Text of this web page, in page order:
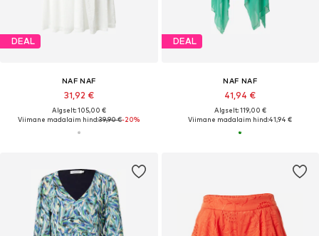
DEAL
NAF NAF
31,92 €
Algselt: 105,00 €
Viimane madalaim hind:39,90 €-20%
DEAL
NAF NAF
41,94 €
Algselt: 119,00 €
Viimane madalaim hind:41,94 €